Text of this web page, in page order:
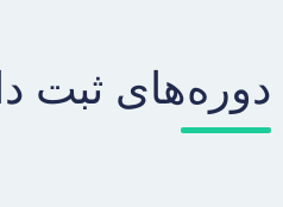
دوره‌های ثبت